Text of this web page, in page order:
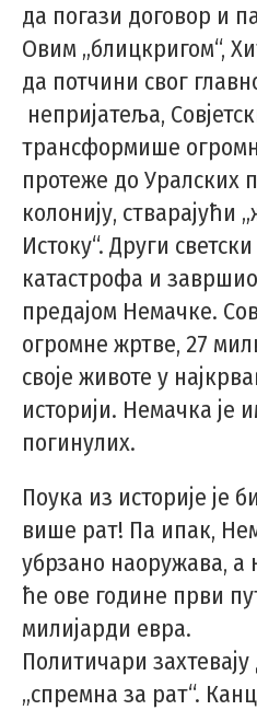
да погази договор и
Овим „блицкригом“,
да потчини свог
непријатеља,
трансформише
протеже до Уралских
колонију, стварајући
Истоку“. Други
катастрофа и
предајом Немачке.
огромне жртве, 27
своје животе у
историји. Немачка је
погинулих.
Поука из историје је
више рат! Па ипак,
убрзано наоружава, а
ће ове године први
милијарди евра.
Политичари
„спремна за рат“.